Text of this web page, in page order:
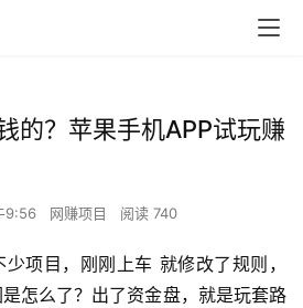
的？苹果手机APP试玩赚
9:56 网赚项目 阅读 740
项目，刚刚上车 就修改了规则，
怎么了？出了资金盘，就是玩套路